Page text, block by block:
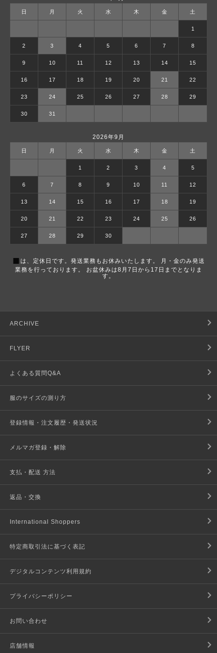
日 月 火 水 木 金 土
1
2 3 4 5 6 7 8
9 10 11 12 13 14 15
16 17 18 19 20 21 22
23 24 25 26 27 28 29
30 31
2026年9月
日 月 火 水 木 金 土
1 2 3 4 5
6 7 8 9 10 11 12
13 14 15 16 17 18 19
20 21 22 23 24 25 26
27 28 29 30
■ は、定休日です。発送業務もお休みいたします。 月・金のみ発送
業務を行っております。 お盆休みは8月7日から17日までとなりま
す。
ARCHIVE
FLYER
よくある質問Q&A
服のサイズの測り方
登録情報・注文履歴・発送状況
メルマガ登録・解除
支払・配送 方法
返品・交換
International Shoppers
特定商取引法に基づく表記
デジタルコンテンツ利用規約
プライバシーポリシー
お問い合わせ
店舗情報